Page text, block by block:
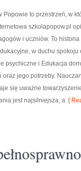
Popowie to przestrzeń, w
szkolapopow.pl
i uczniów. To
w duchu
psychiczne i Edukacja
oraz jego potrzeby.
się uważne
jest najsilniejsza, a [